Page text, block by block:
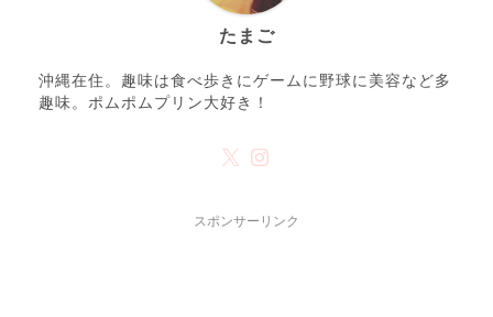
たまご
沖縄在住。趣味は食べ歩きにゲームに野球に美容など多
趣味。ポムポムプリン大好き！
スポンサーリンク